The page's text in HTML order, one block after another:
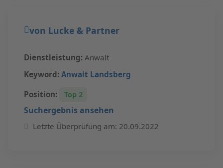
von Lucke & Partner
Dienstleistung: Anwalt
Keyword: Anwalt Landsberg
Position: Top 2
Suchergebnis ansehen
Letzte Überprüfung am: 20.09.2022